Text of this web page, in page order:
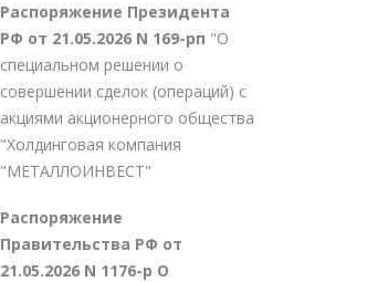
Распоряжение Президента
РФ от 21.05.2026 N 169-рп "О
специальном решении о
совершении сделок (операций) с
акциями акционерного общества
"Холдинговая компания
"МЕТАЛЛОИНВЕСТ"
Распоряжение
Правительства РФ от
21.05.2026 N 1176-р О